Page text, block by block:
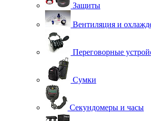
Защиты
Вентиляция и
Переговорные
Сумки
Секундомеры и часы